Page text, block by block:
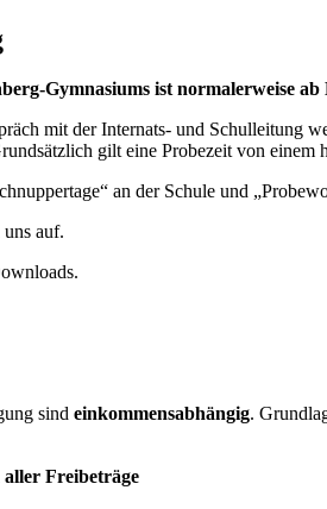
Gymnasiums ist normalerweise ab
mit der Internats- und Schulleitung
gilt eine Probezeit von einem
an der Schule und
auf.
sind einkommensabhängig.
aller Freibeträge